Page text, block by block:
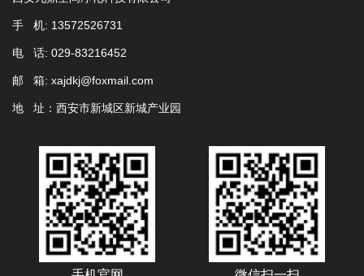
找不到任何内容
手 机: 13572526731
电 话: 029-83216452
邮 箱: xajdkj@foxmail.com
地 址：西安市新城区新城产业园